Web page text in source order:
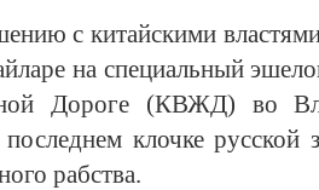
с китайскими
на специальный
Дороге (КВЖД) во
клочке русской
рабства.